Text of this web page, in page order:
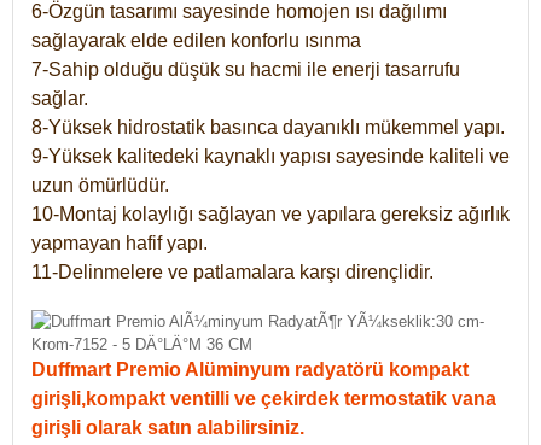
6-Özgün tasarımı sayesinde homojen ısı dağılımı
sağlayarak elde edilen konforlu ısınma
7-Sahip olduğu düşük su hacmi ile enerji tasarrufu
sağlar.
8-Yüksek hidrostatik basınca dayanıklı mükemmel yapı.
9-Yüksek kalitedeki kaynaklı yapısı sayesinde kaliteli ve
uzun ömürlüdür.
10-Montaj kolaylığı sağlayan ve yapılara gereksiz ağırlık
yapmayan hafif yapı.
11-Delinmelere ve patlamalara karşı dirençlidir.
Duffmart Premio Alüminyum radyatörü kompakt
girişli,kompakt ventilli ve çekirdek termostatik vana
girişli olarak satın alabilirsiniz.